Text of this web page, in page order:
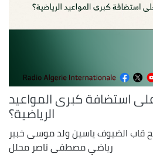
استضافة كبرى المواعيد
الرياضية؟
قاب الضيوف ياسين ولد موسى خبير
رياضي مصطفى ناصر محلل